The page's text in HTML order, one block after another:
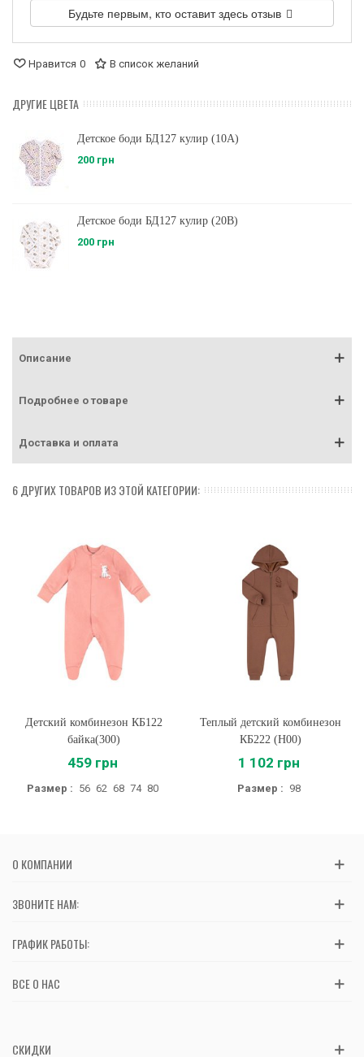
Будьте первым, кто оставит здесь отзыв
Нравится 0 В список желаний
ДРУГИЕ ЦВЕТА
Детское боди БД127 кулир (10A)
200 грн
Детское боди БД127 кулир (20B)
200 грн
Описание
Подробнее о товаре
Доставка и оплата
6 ДРУГИХ ТОВАРОВ ИЗ ЭТОЙ КАТЕГОРИИ:
Детский комбинезон КБ122
байка(300)
459 грн
Размер : 56 62 68 74 80
Теплый детский комбинезон
КБ222 (H00)
1 102 грн
Размер : 98
О КОМПАНИИ
ЗВОНИТЕ НАМ:
ГРАФИК РАБОТЫ:
ВСЕ О НАС
СКИДКИ